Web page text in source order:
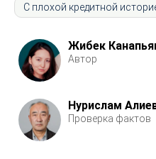
С плохой кредитной
Жибек
Автор
Нурислам
Проверка фактов